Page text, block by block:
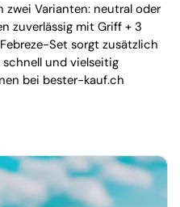
zwei Varianten: neutral oder
zuverlässig mit Griff + 3
Set sorgt zusätzlich
und vielseitig
bei bester-kauf.ch